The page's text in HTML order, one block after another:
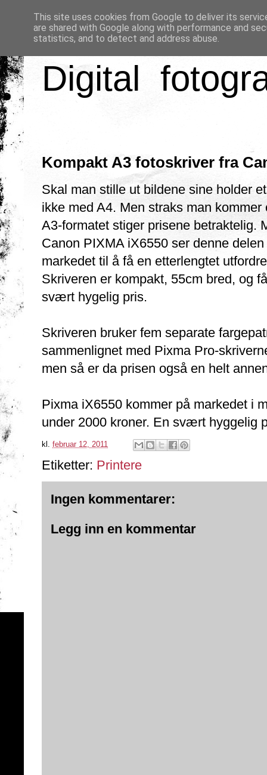
Digital
Kompakt A3 fotoskriver fra
Skal man stille ut bildene sine holder
ikke med A4. Men straks man kommer
A3-formatet stiger prisene betraktelig.
Canon PIXMA iX6550 ser denne delen
markedet til å få en etterlengtet
Skriveren er kompakt, 55cm bred, og
svært hygelig pris.
Skriveren bruker fem separate
sammenlignet med Pixma Pro-
men så er da prisen også en helt
Pixma iX6550 kommer på markedet i
under 2000 kroner. En svært hyggelig
kl. februar 12, 2011
Etiketter: Printere
Ingen kommentarer:
Legg inn en kommentar
This site uses cookies from Google to deliver its
are shared with Google along with performance and
statistics, and to detect and address abuse.